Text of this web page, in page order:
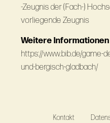
-Zeugnis der (Fach-)
vorliegende Zeugnis
Weitere Informationen
https://www.bib.de/game-
und-bergisch-gladbach/
Kontakt